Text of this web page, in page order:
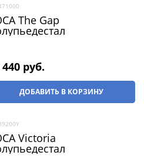
The Gap
440 руб.
ДОБАВИТЬ В КОРЗИНУ
Victoria